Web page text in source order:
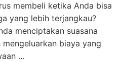
membeli ketika Anda bisa
yang lebih terjangkau?
menciptakan suasana
biaya yang
…